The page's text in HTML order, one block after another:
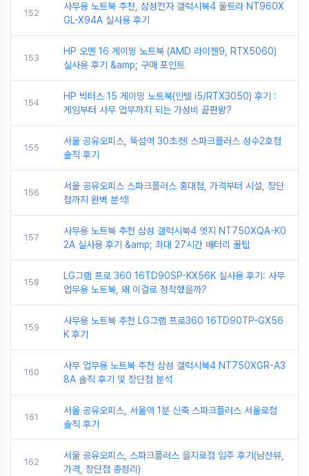
152
사무용 노트북 추천, 삼성전자 갤럭시북4 울트라 NT960X
GL-X94A 실사용 후기
153
HP 오멘 16 게이밍 노트북 (AMD 라이젠9, RTX5060)
실사용 후기 &amp; 구매 포인트
154
HP 빅터스 15 게이밍 노트북(인텔 i5/RTX3050) 후기 :
게임부터 사무 업무까지 되는 가성비 끝판왕?
155
서울 공유오피스, 뚝섬역 30초컷! 스파크플러스 성수2호점
솔직 후기
156
서울 공유오피스 스파크플러스 홍대점, 가격부터 시설, 장단
점까지 완벽 분석!
157
사무용 노트북 추천 삼성 갤럭시북4 엣지 NT750XQA-K0
2A 실사용 후기 &amp; 최대 27시간 배터리 꿀팁
158
LG그램 프로 360 16TD90SP-KX56K 실사용 후기: 사무
업무용 노트북, 왜 이걸로 정착했을까?
159
사무용 노트북 추천 LG그램 프로360 16TD90TP-GX56
K 후기
160
사무 업무용 노트북 추천 삼성 갤럭시북4 NT750XGR-A3
8A 솔직 후기 및 장단점 분석
161
서울 공유오피스, 서울역 1분 신축 스파크플러스 서울로점
솔직 후기
162
서울 공유오피스, 스파크플러스 을지로점 입주 후기(남산뷰,
가격, 장단점 총정리)